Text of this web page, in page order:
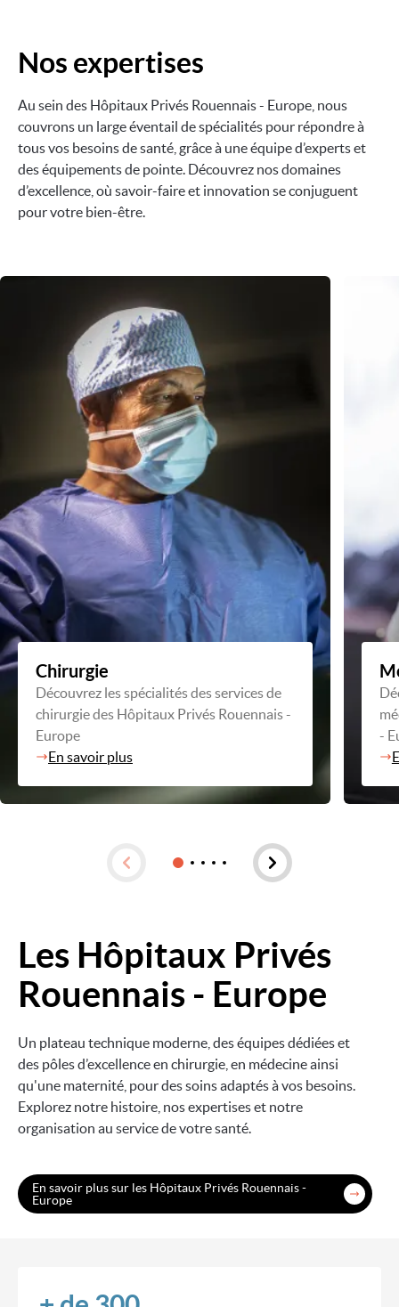
Nos expertises
Au sein des Hôpitaux Privés Rouennais - Europe, nous
couvrons un large éventail de spécialités pour répondre à
tous vos besoins de santé, grâce à une équipe d’experts et
des équipements de pointe. Découvrez nos domaines
d’excellence, où savoir-faire et innovation se conjuguent
pour votre bien-être.
Chirurgie
Découvrez les spécialités des services de
chirurgie des Hôpitaux Privés Rouennais -
Europe
En savoir plus
-
Image
Les Hôpitaux Privés
Rouennais - Europe
Un plateau technique moderne, des équipes dédiées et
des pôles d’excellence en chirurgie, en médecine ainsi
qu'une maternité, pour des soins adaptés à vos besoins.
Explorez notre histoire, nos expertises et notre
organisation au service de votre santé.
En savoir plus sur les Hôpitaux Privés Rouennais -
Europe